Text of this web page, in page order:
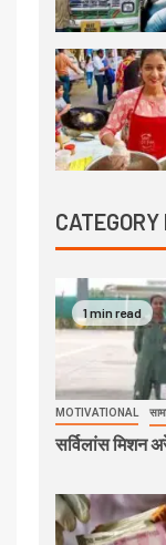
1 min read
MOTIVATIONAL
सर्विलांस मिशन